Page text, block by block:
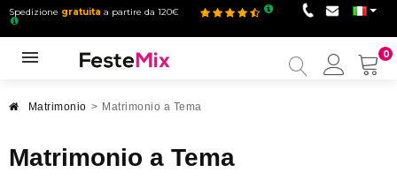
Spedizione gratuita a partire da 120€
0
mio
Matrimonio > Matrimonio a Tema
Matrimonio a Tema